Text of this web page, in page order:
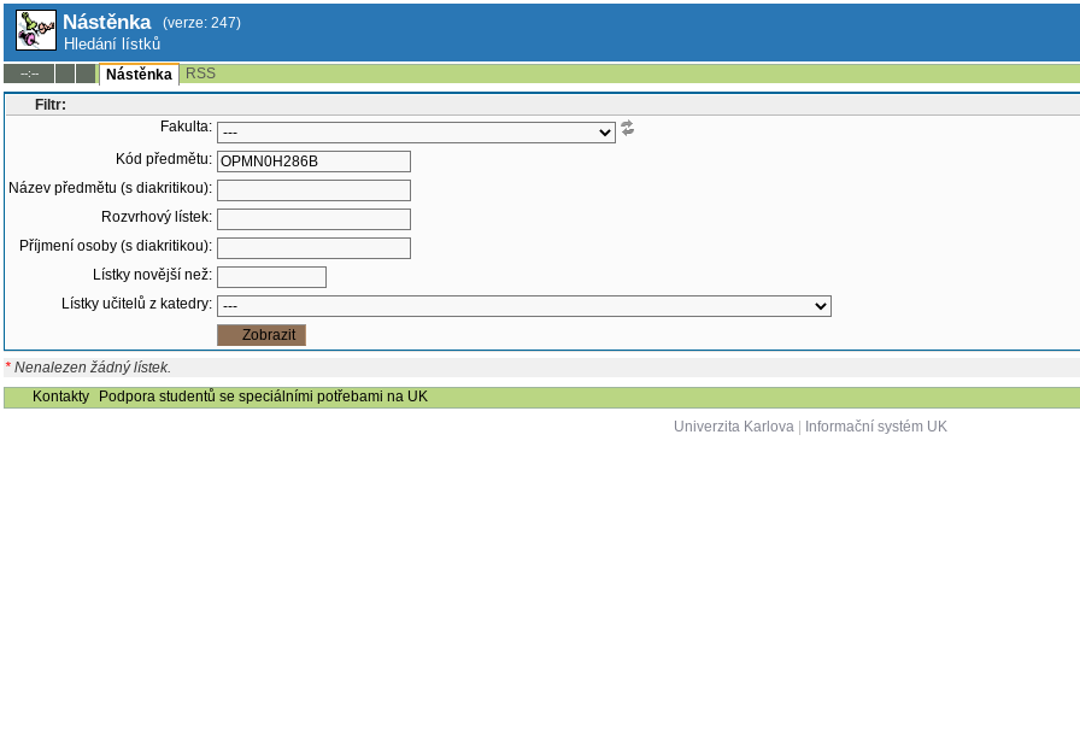
Nástěnka (verze: 247)
Hledání lístků
--:-- Nástěnka
RSS
Filtr:
Fakulta:
Kód předmětu:
Název předmětu (s diakritikou):
Rozvrhový lístek:
Příjmení osoby (s diakritikou):
Lístky novější než:
Lístky učitelů z katedry:
* Nenalezen žádný lístek.
Kontakty
Podpora studentů se speciálními potřebami na UK
Univerzita Karlova| Informační systém UK